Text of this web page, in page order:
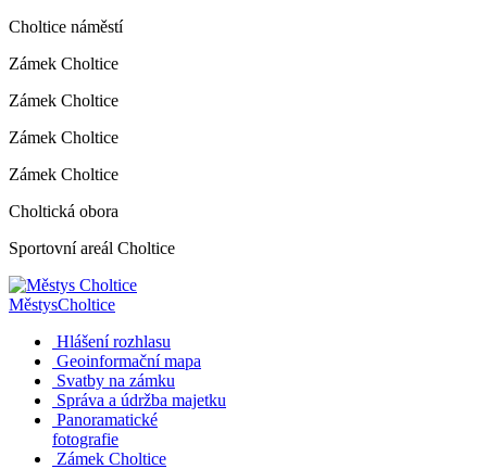
Choltice náměstí
Zámek Choltice
Zámek Choltice
Zámek Choltice
Zámek Choltice
Choltická obora
Sportovní areál Choltice
MěstysCholtice
Hlášení rozhlasu
Geoinformační mapa
Svatby na zámku
Správa a údržba majetku
Panoramatické
fotografie
Zámek Choltice